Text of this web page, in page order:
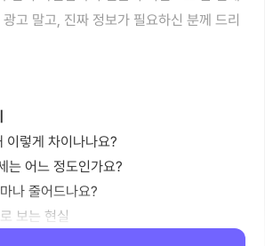
고 말고, 진짜 정보가 필요하신 분께 드리
이렇게 차이나나요?
는 어느 정도인가요?
나 줄어드나요?
보는 현실